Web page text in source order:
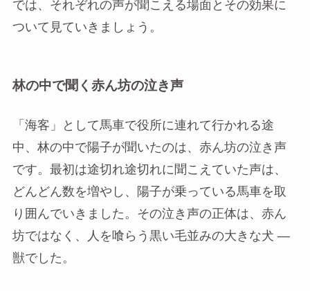
では、それぞれの声が聞こえる場面とその効果に
ついて見ていきましょう。
林の中で聞く赤ん坊の泣き声
「海客」として馬車で役所に連れて行かれる途
中、林の中で陽子が聞いたのは、赤ん坊の泣き声
です。最初は途切れ途切れに聞こえていた声は、
どんどん数を増やし、陽子が乗っている馬車を取
り囲んでいきました。その泣き声の正体は、赤ん
坊ではなく、人を喰らう黒い毛並みの大きな犬 ―
獣でした。